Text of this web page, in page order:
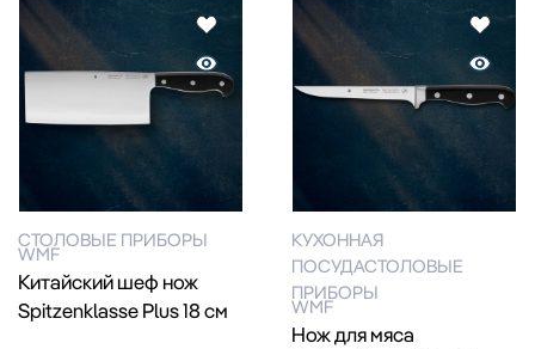
СТОЛОВЫЕ ПРИБОРЫ
WMF
Китайский шеф нож
Spitzenklasse Plus 18 см
КУХОННАЯ
ПОСУДАСТОЛОВЫЕ
ПРИБОРЫ
WMF
Нож для мяса